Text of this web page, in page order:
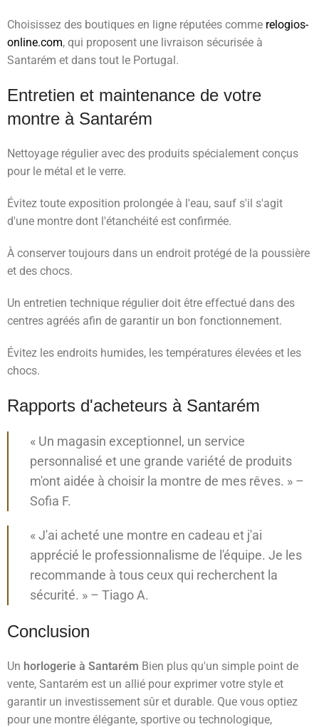
Choisissez des boutiques en ligne réputées comme relogios-
online.com, qui proposent une livraison sécurisée à
Santarém et dans tout le Portugal.
Entretien et maintenance de votre
montre à Santarém
Nettoyage régulier avec des produits spécialement conçus
pour le métal et le verre.
Évitez toute exposition prolongée à l'eau, sauf s'il s'agit
d'une montre dont l'étanchéité est confirmée.
À conserver toujours dans un endroit protégé de la poussière
et des chocs.
Un entretien technique régulier doit être effectué dans des
centres agréés afin de garantir un bon fonctionnement.
Évitez les endroits humides, les températures élevées et les
chocs.
Rapports d'acheteurs à Santarém
« Un magasin exceptionnel, un service
personnalisé et une grande variété de produits
m'ont aidée à choisir la montre de mes rêves. » –
Sofia F.
« J'ai acheté une montre en cadeau et j'ai
apprécié le professionnalisme de l'équipe. Je les
recommande à tous ceux qui recherchent la
sécurité. » – Tiago A.
Conclusion
Un horlogerie à Santarém Bien plus qu'un simple point de
vente, Santarém est un allié pour exprimer votre style et
garantir un investissement sûr et durable. Que vous optiez
pour une montre élégante, sportive ou technologique,